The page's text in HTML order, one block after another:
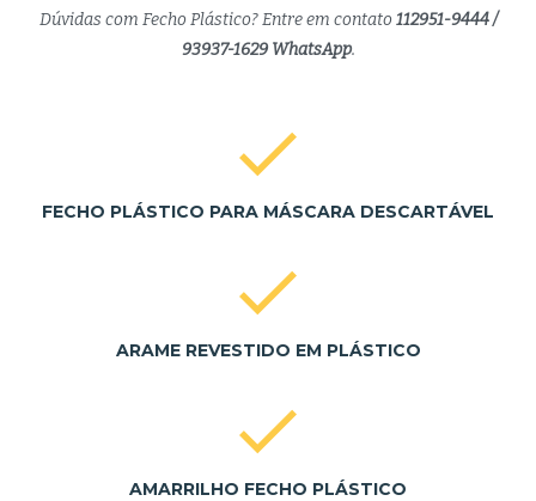
Dúvidas com Fecho Plástico? Entre em contato 112951-9444 /
93937-1629 WhatsApp.
FECHO PLÁSTICO PARA MÁSCARA DESCARTÁVEL
ARAME REVESTIDO EM PLÁSTICO
AMARRILHO FECHO PLÁSTICO